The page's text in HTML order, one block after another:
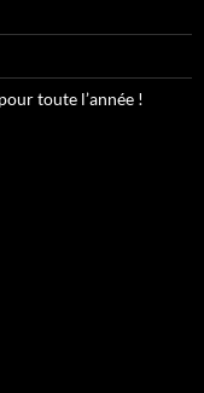
toute l’année !